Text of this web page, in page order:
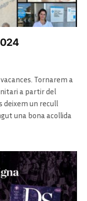
Tornarem a
a partir del
deixem un recull
una bona acollida